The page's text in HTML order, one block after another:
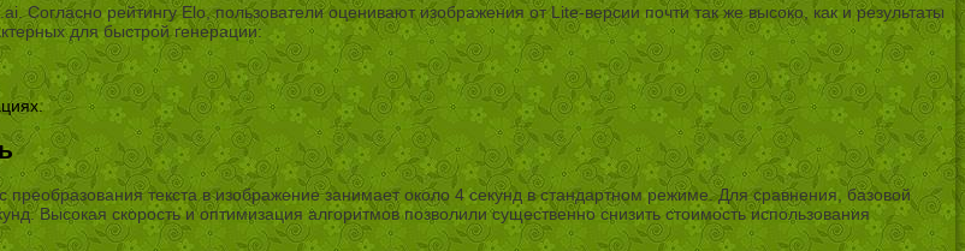
рейтингу Elo, пользователи оценивают изображения от Lite-версии почти так же высоко, как и результаты
для быстрой генерации:
текста в изображение занимает около 4 секунд в стандартном режиме. Для сравнения, базовой
Высокая скорость и оптимизация алгоритмов позволили существенно снизить стоимость использования